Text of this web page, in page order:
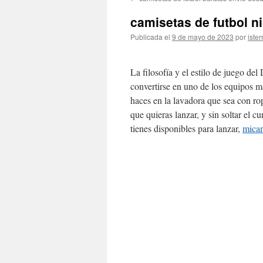
contenido
camisetas de futbol
Publicada el 9 de mayo de 2023 por
La filosofía y el estilo de juego del
convertirse en uno de los equipos
haces en la lavadora que sea con
que quieras lanzar, y sin soltar el
tienes disponibles para lanzar,